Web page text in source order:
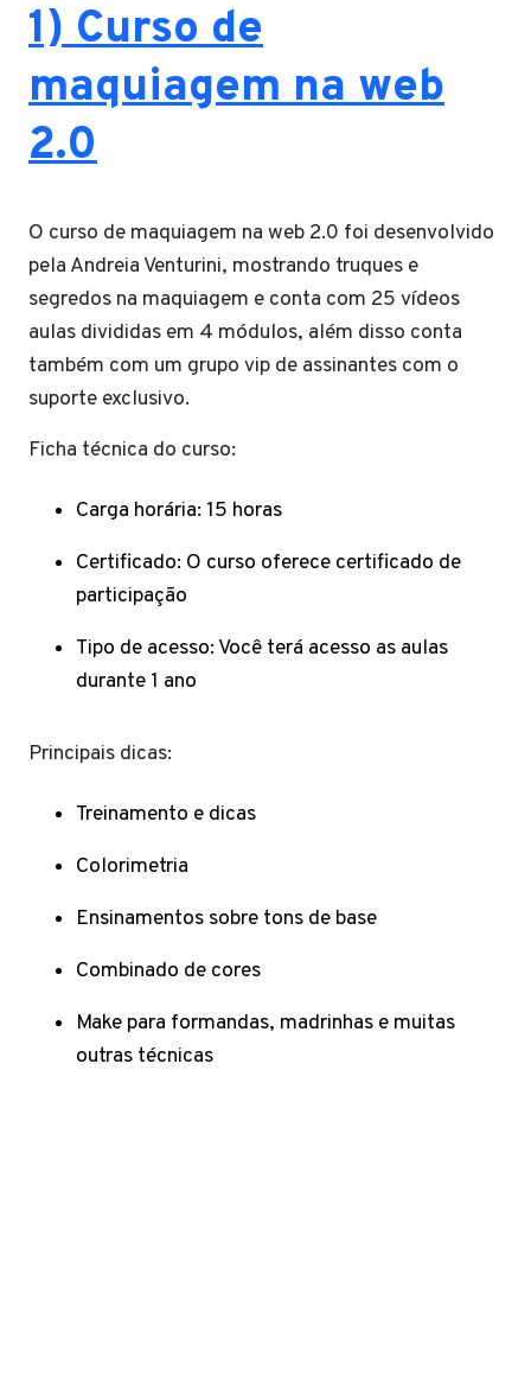
1) Curso de
maquiagem na web
2.0
O curso de maquiagem na web 2.0 foi desenvolvido
pela Andreia Venturini, mostrando truques e
segredos na maquiagem e conta com 25 vídeos
aulas divididas em 4 módulos, além disso conta
também com um grupo vip de assinantes com o
suporte exclusivo.
Ficha técnica do curso:
Carga horária: 15 horas
Certificado: O curso oferece certificado de
participação
Tipo de acesso: Você terá acesso as aulas
durante 1 ano
Principais dicas:
Treinamento e dicas
Colorimetria
Ensinamentos sobre tons de base
Combinado de cores
Make para formandas, madrinhas e muitas
outras técnicas